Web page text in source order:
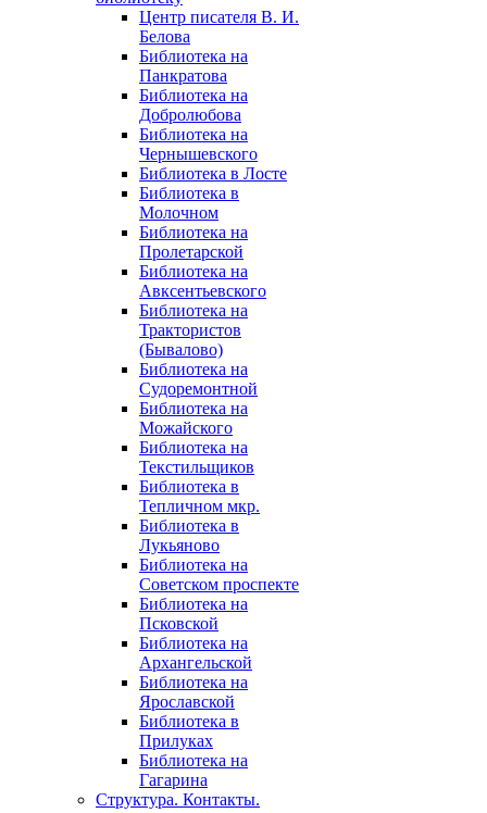
Центр писателя В. И.
Белова
Библиотека на
Панкратова
Библиотека на
Добролюбова
Библиотека на
Чернышевского
Библиотека в Лосте
Библиотека в
Молочном
Библиотека на
Пролетарской
Библиотека на
Авксентьевского
Библиотека на
Трактористов
(Бывалово)
Библиотека на
Судоремонтной
Библиотека на
Можайского
Библиотека на
Текстильщиков
Библиотека в
Тепличном мкр.
Библиотека в
Лукьяново
Библиотека на
Советском проспекте
Библиотека на
Псковской
Библиотека на
Архангельской
Библиотека на
Ярославской
Библиотека в
Прилуках
Библиотека на
Гагарина
Структура. Контакты.